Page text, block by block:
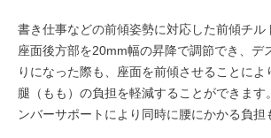
書き仕事などの前傾姿勢に対応した前傾チル
座面後方部を20mm幅の昇降で調節でき、デ
りになった際も、座面を前傾させることによ
腿（もも）の負担を軽減することができます
ンバーサポートにより同時に腰にかかる負担